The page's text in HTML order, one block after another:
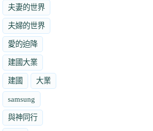
夫妻的世界
夫婦的世界
愛的迫降
建國大業
建國 大業
samsung
與神同行